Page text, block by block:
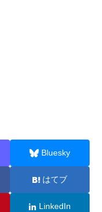
Bluesky
はてブ
LinkedIn